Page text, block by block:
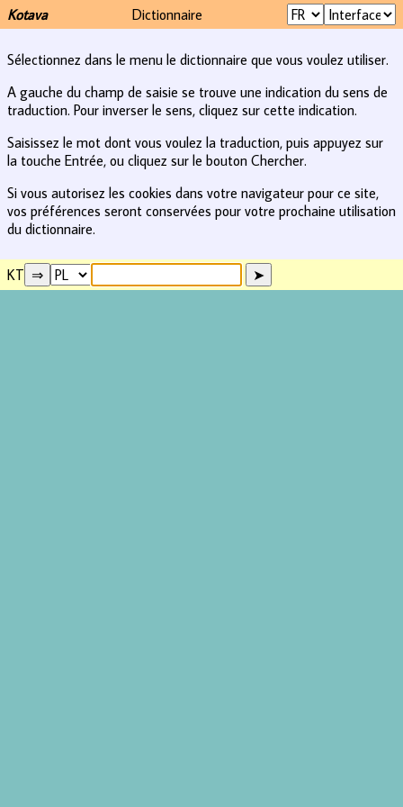
Kotava Dictionnaire
Sélectionnez dans le menu le dictionnaire que vous voulez utiliser.
A gauche du champ de saisie se trouve une indication du sens de
traduction. Pour inverser le sens, cliquez sur cette indication.
Saisissez le mot dont vous voulez la traduction, puis appuyez sur
la touche Entrée, ou cliquez sur le bouton Chercher.
Si vous autorisez les cookies dans votre navigateur pour ce site,
vos préférences seront conservées pour votre prochaine utilisation
du dictionnaire.
KT